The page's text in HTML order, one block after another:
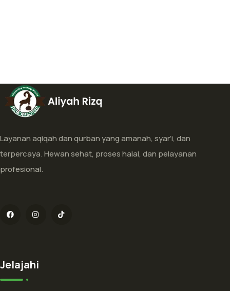
Layanan aqiqah dan qurban yang amanah, syar’i, dan
terpercaya. Hewan sehat, proses halal, dan pelayanan
profesional.
Jelajahi